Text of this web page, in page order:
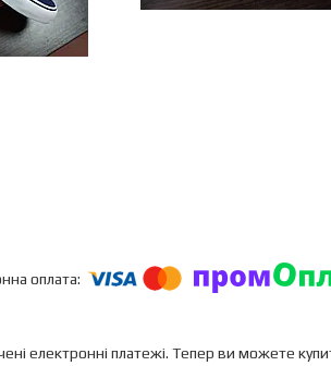
електронні платежі. Тепер ви можете